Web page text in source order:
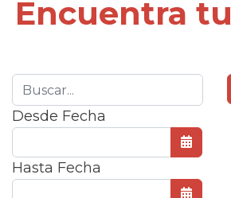
Encuentra
Desde Fecha
Abrir
Hasta Fecha